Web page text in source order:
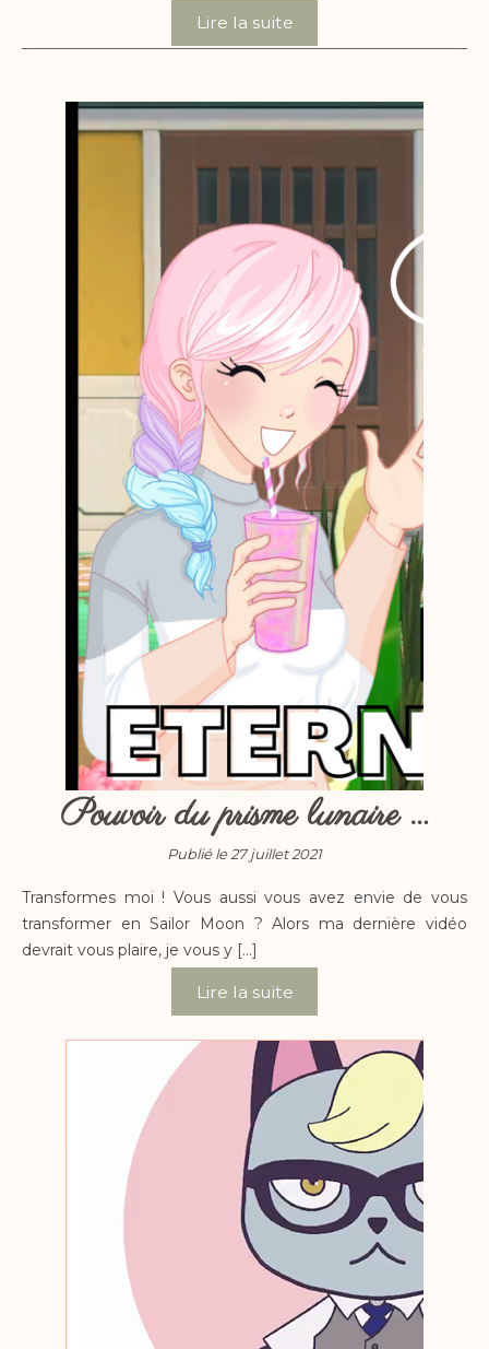
Lire la suite
Pouvoir du prisme lunaire …
Publié le 27 juillet 2021
Transformes moi ! Vous aussi vous avez envie de vous
transformer en Sailor Moon ? Alors ma dernière vidéo
devrait vous plaire, je vous y […]
Lire la suite